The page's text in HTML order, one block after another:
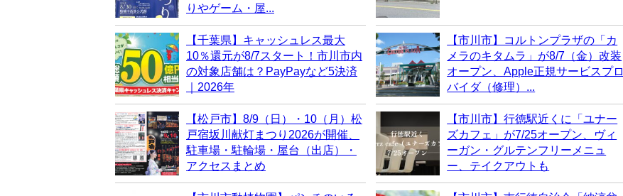
りやゲーム・屋...
【千葉県】キャッシュレス最大
10％還元が8/7スタート！市川市内
の対象店舗は？PayPayなど5決済
｜2026年
【市川市】コルトンプラザの「カ
メラのキタムラ」が8/7（金）改装
オープン、Apple正規サービスプロ
バイダ（修理）...
【松戸市】8/9（日）・10（月）松
戸宿坂川献灯まつり2026が開催、
駐車場・駐輪場・屋台（出店）・
アクセスまとめ
【市川市】行徳駅近くに「ユナー
ズカフェ」が7/25オープン、ヴィ
ーガン・グルテンフリーメニュ
ー、テイクアウトも